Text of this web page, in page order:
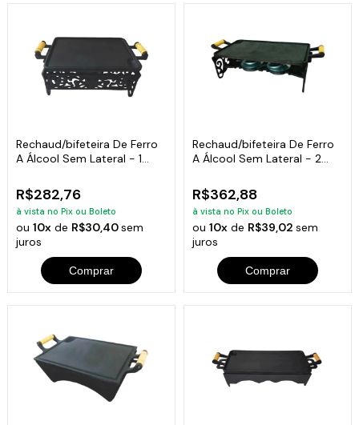
Rechaud/bifeteira De Ferro
A Álcool Sem Lateral - 1
R$282,76
à vista no Pix ou Boleto
ou10x de R$30,40sem
juros
Comprar
Rechaud/bifeteira De Ferro
A Álcool Sem Lateral - 2
R$362,88
à vista no Pix ou Boleto
ou 10xde R$39,02 sem
juros
Comprar